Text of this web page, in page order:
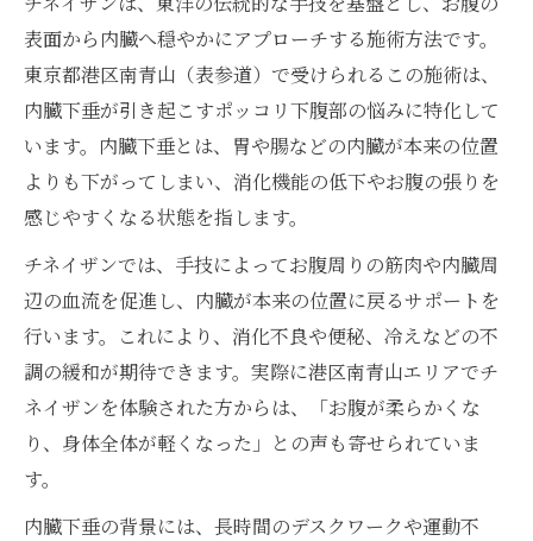
表面から内臓へ穏やかにアプローチする施術方法です。
東京都港区南青山（表参道）で受けられるこの施術は、
内臓下垂が引き起こすポッコリ下腹部の悩みに特化して
います。内臓下垂とは、胃や腸などの内臓が本来の位置
よりも下がってしまい、消化機能の低下やお腹の張りを
感じやすくなる状態を指します。
チネイザンでは、手技によってお腹周りの筋肉や内臓周
辺の血流を促進し、内臓が本来の位置に戻るサポートを
行います。これにより、消化不良や便秘、冷えなどの不
調の緩和が期待できます。実際に港区南青山エリアでチ
ネイザンを体験された方からは、「お腹が柔らかくな
り、身体全体が軽くなった」との声も寄せられていま
す。
内臓下垂の背景には、長時間のデスクワークや運動不